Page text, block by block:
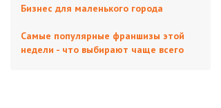
Бизнес для маленького города
Самые популярные франшизы этой
недели - что выбирают чаще всего